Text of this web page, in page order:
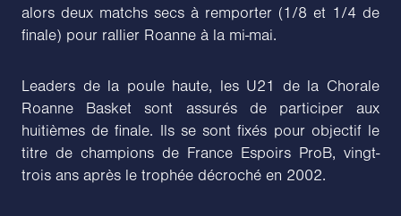
alors deux matchs secs à remporter (1/8 et 1/4 de
finale) pour rallier Roanne à la mi-mai.
Leaders de la poule haute, les U21 de la Chorale
Roanne Basket sont assurés de participer aux
huitièmes de finale. Ils se sont fixés pour objectif le
titre de champions de France Espoirs ProB, vingt-
trois ans après le trophée décroché en 2002.